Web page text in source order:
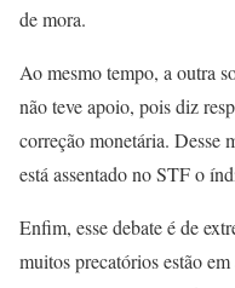
de mora.
Ao mesmo tempo, a outra
não teve apoio, pois diz
correção monetária. Desse
está assentado no STF o
Enfim, esse debate é de
muitos precatórios estão